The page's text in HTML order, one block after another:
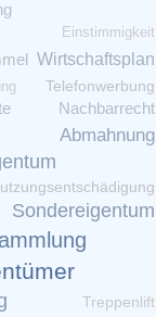
Einstimmigkeit
Wirtschaftsplan
Telefonwerbung
Nachbarrecht
Abmahnung
Sondereigentum
Treppenlift